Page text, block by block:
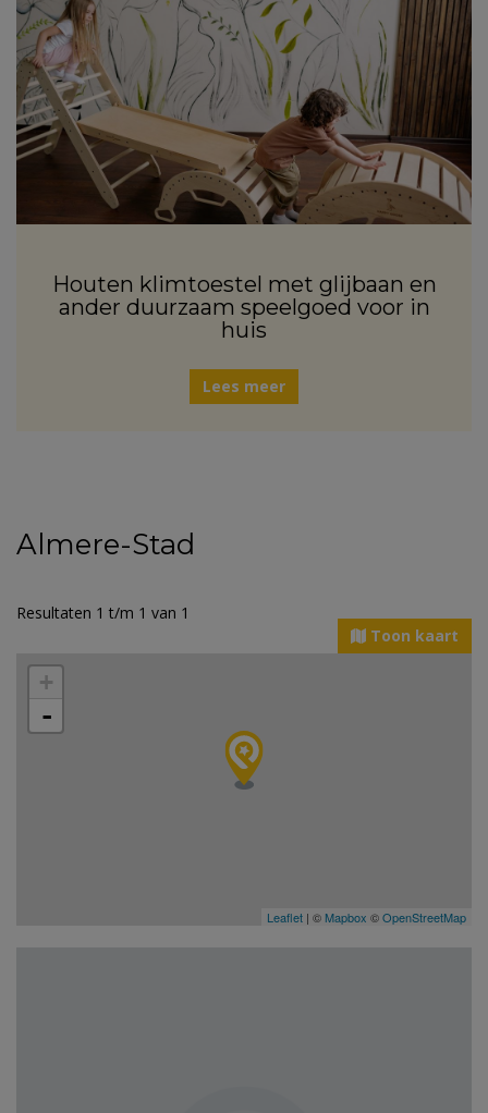
Houten klimtoestel met glijbaan en
ander duurzaam speelgoed voor in
huis
Lees meer
Almere-Stad
Resultaten 1 t/m 1 van 1
Toon kaart
+
-
Leaflet | © Mapbox ©OpenStreetMap